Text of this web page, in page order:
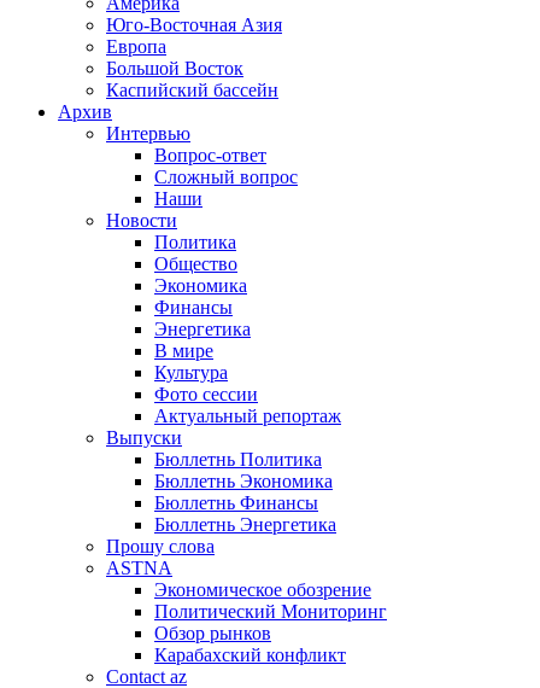
Юго-Восточная Азия
Европа
Большой Восток
Каспийский бассейн
Архив
Интервью
Вопрос-ответ
Сложный вопрос
Наши
Новости
Политика
Общество
Экономика
Финансы
Энергетика
В мире
Культура
Фото сессии
Актуальный репортаж
Выпуски
Бюллетнь Политика
Бюллетнь Экономика
Бюллетнь Финансы
Бюллетнь Энергетика
Прошу слова
ASTNA
Экономическое обозрение
Политический Мониторинг
Обзор рынков
Карабахский конфликт
Contact az